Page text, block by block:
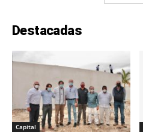
Destacadas
Capital